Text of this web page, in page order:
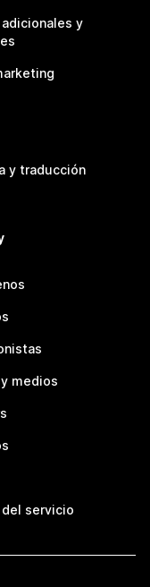
y
y traducción
medios
del servicio